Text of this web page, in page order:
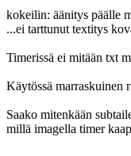
kokeilin: äänitys päälle
...ei tarttunut textitys
Timerissä ei mitään txt
Käytössä marraskuinen
Saako mitenkään
millä imagella timer